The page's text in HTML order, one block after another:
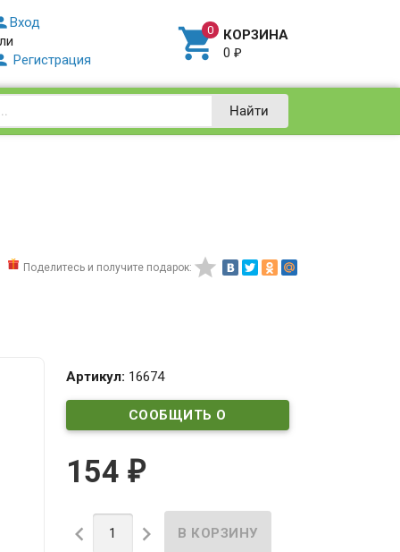
Вход
Регистрация  КОРЗИНА
0₽
Найти
Поделитесь и получите подарок: 
Артикул: 16674
СООБЩИТЬ О
154 ₽
 